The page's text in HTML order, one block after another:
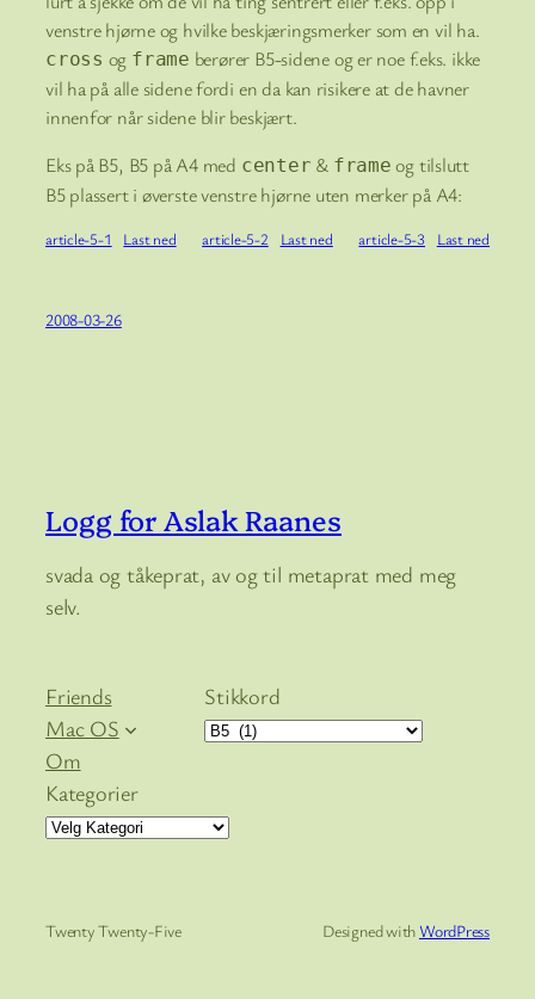
venstre hjørne og hvilke beskjæringsmerker som en vil ha.
cross og frame berører B5-sidene og er noe f.eks. ikke
vil ha på alle sidene fordi en da kan risikere at de havner
innenfor når sidene blir beskjært.
Eks på B5, B5 på A4 med center & frame og tilslutt
B5 plassert i øverste venstre hjørne uten merker på A4:
article-5-1 Last ned article-5-2 Last ned article-5-3 Last ned
2008-03-26
Logg for Aslak Raanes
svada og tåkeprat, av og til metaprat med meg
selv.
Friends
Mac OS
Om
Stikkord
Kategorier
Twenty Twenty-Five Designed withWordPress